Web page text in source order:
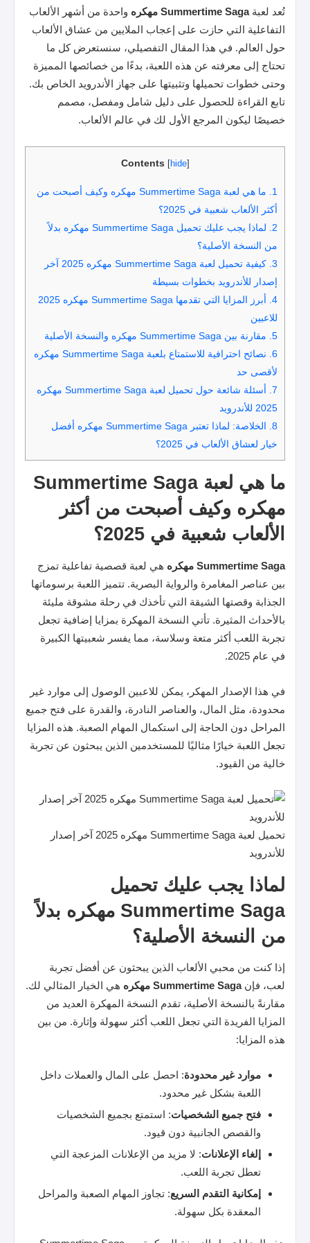
تُعد لعبةSummertime Saga مهكره
واحدة من أشهر الألعاب
التفاعلية التي حازت على إعجاب الملايين من عشاق الألعاب
حول العالم. في هذا المقال التفصيلي، سنستعرض كل ما
تحتاج إلى معرفته عن هذه اللعبة، بدءًا من خصائصها المميزة
وحتى خطوات تحميلها وتثبيتها على جهاز الأندرويد الخاص بك.
تابع القراءة للحصول على دليل شامل ومفصل، مصمم
خصيصًا ليكون المرجع الأول لك في عالم الألعاب.
Contents [hide]
1.
ما هي لعبة Summertime Saga مهكره وكيف أصبحت من
أكثر الألعاب شعبية في 2025؟
2.
لماذا يجب عليك تحميل Summertime Saga مهكره بدلاً
من النسخة الأصلية؟
3.
كيفية تحميل لعبة Summertime Saga مهكره 2025 آخر
إصدار للأندرويد بخطوات بسيطة
4.
أبرز المزايا التي تقدمها Summertime Saga مهكره 2025
للاعبين
5. مقارنة بين Summertime Saga مهكره والنسخة الأصلية
6.
نصائح احترافية للاستمتاع بلعبة Summertime Saga مهكره
لأقصى حد
7.
أسئلة شائعة حول تحميل لعبة Summertime Saga مهكره
2025 للأندرويد
8.
الخلاصة: لماذا تعتبر Summertime Saga مهكره أفضل
خيار لعشاق الألعاب في 2025؟
ما هي لعبة Summertime Saga
مهكره وكيف أصبحت من أكثر
الألعاب شعبية في 2025؟
Summertime Saga مهكره
هي لعبة قصصية تفاعلية تمزج
بين عناصر المغامرة والرواية البصرية. تتميز اللعبة برسوماتها
الجذابة وقصتها الشيقة التي تأخذك في رحلة مشوقة مليئة
بالأحداث المثيرة. تأتي النسخة المهكرة بمزايا إضافية تجعل
تجربة اللعب أكثر متعة وسلاسة، مما يفسر شعبيتها الكبيرة
في عام 2025.
في هذا الإصدار المهكر، يمكن للاعبين الوصول إلى موارد غير
محدودة، مثل المال، والعناصر النادرة، والقدرة على فتح جميع
المراحل دون الحاجة إلى استكمال المهام الصعبة. هذه المزايا
تجعل اللعبة خيارًا مثاليًا للمستخدمين الذين يبحثون عن تجربة
خالية من القيود.
تحميل لعبة Summertime Saga مهكره 2025 آخر إصدار
للأندرويد
لماذا يجب عليك تحميل
Summertime Saga مهكره بدلاً
من النسخة الأصلية؟
إذا كنت من محبي الألعاب الذين يبحثون عن أفضل تجربة
لعب، فإنSummertime Saga مهكره
هي الخيار المثالي لك.
مقارنةً بالنسخة الأصلية، تقدم النسخة المهكرة العديد من
المزايا الفريدة التي تجعل اللعب أكثر سهولة وإثارة. من بين
هذه المزايا:
موارد غير محدودة: احصل على المال والعملات داخل
اللعبة بشكل غير محدود.
فتح جميع الشخصيات: استمتع بجميع الشخصيات
والقصص الجانبية دون قيود.
إلغاء الإعلانات: لا مزيد من الإعلانات المزعجة التي
تعطل تجربة اللعب.
إمكانية التقدم السريع: تجاوز المهام الصعبة والمراحل
المعقدة بكل سهولة.